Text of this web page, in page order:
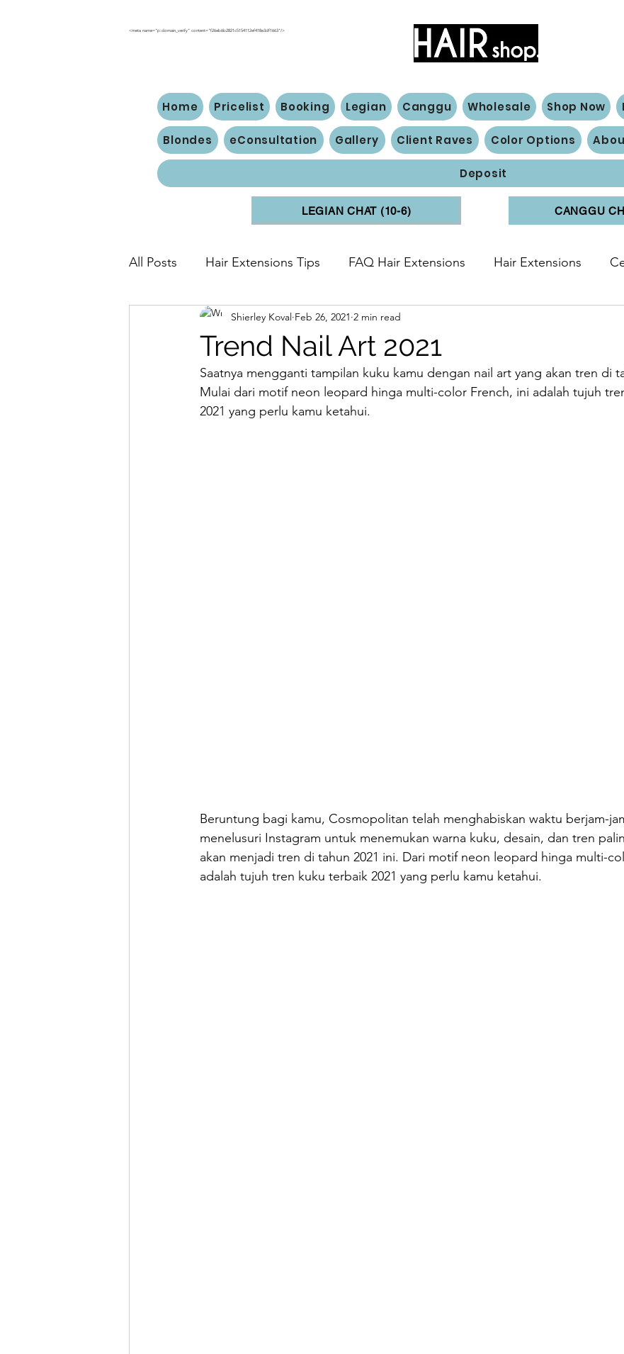
<meta name="p:domain_verify" content="f26eb6b2821c5154112ef418e3df1663"/>
Home Pricelist Booking Legian Canggu Wholesale Shop Now
Blondes eConsultation Gallery Client Raves Color Options
Deposit
LEGIAN CHAT (10-6) CANGGU
All Posts Hair Extensions Tips FAQ Hair Extensions Hair Extensions
Hair Cut Nails Make-up Eyelash Extensions
Beauty Nails Hair Treatment Braids Brush Beauty Hair Styling
Trend Nail Art 2021
Shierley Koval Feb 26, 2021 2 min read
Saatnya mengganti tampilan kuku kamu dengan nail art yang akan tren di
Mulai dari motif neon leopard hinga multi-color French, ini adalah tujuh
2021 yang perlu kamu ketahui.
Beruntung bagi kamu, Cosmopolitan telah menghabiskan waktu berjam-
menelusuri Instagram untuk menemukan warna kuku, desain, dan tren
akan menjadi tren di tahun 2021 ini. Dari motif neon leopard hinga multi-
adalah tujuh tren kuku terbaik 2021 yang perlu kamu ketahui.